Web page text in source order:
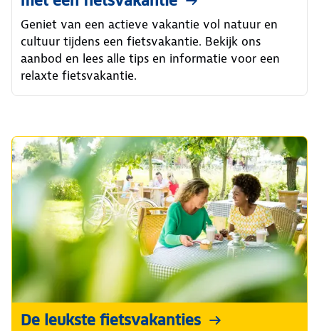
Geniet van een actieve vakantie vol natuur en
cultuur tijdens een fietsvakantie. Bekijk ons
aanbod en lees alle tips en informatie voor een
relaxte fietsvakantie.
De leukste fietsvakanties